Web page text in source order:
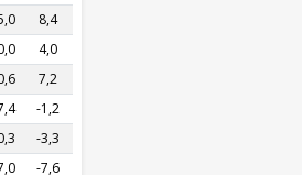
8,4
4,0
7,2
-1,2
-3,3
-7,6